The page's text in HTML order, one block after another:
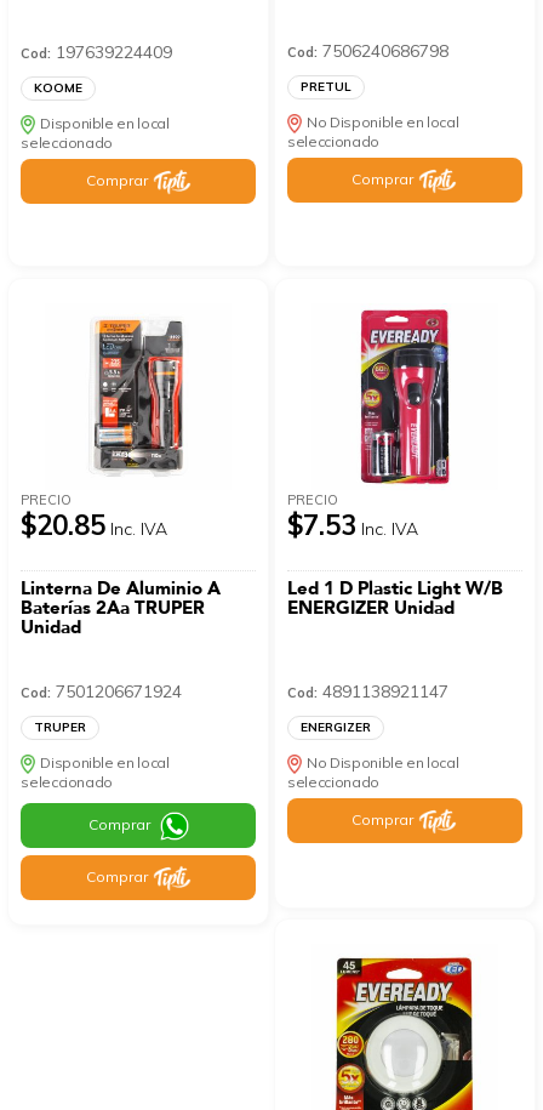
Cod: 197639224409
KOOME
Disponible en local
seleccionado
Comprar
Cod: 7506240686798
PRETUL
No Disponible en local
seleccionado
Comprar
PRECIO
$20.85 Inc. IVA
Linterna De Aluminio A
Baterías 2Aa TRUPER
Unidad
Cod: 7501206671924
TRUPER
Disponible en local
seleccionado
Comprar
Comprar
PRECIO
$7.53 Inc. IVA
Led 1 D Plastic Light W/B
ENERGIZER Unidad
Cod: 4891138921147
ENERGIZER
No Disponible en local
seleccionado
Comprar